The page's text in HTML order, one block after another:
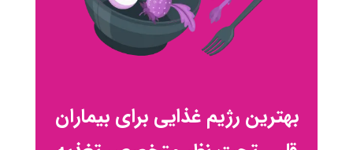
بهترین رژیم غذایی برای بیماران